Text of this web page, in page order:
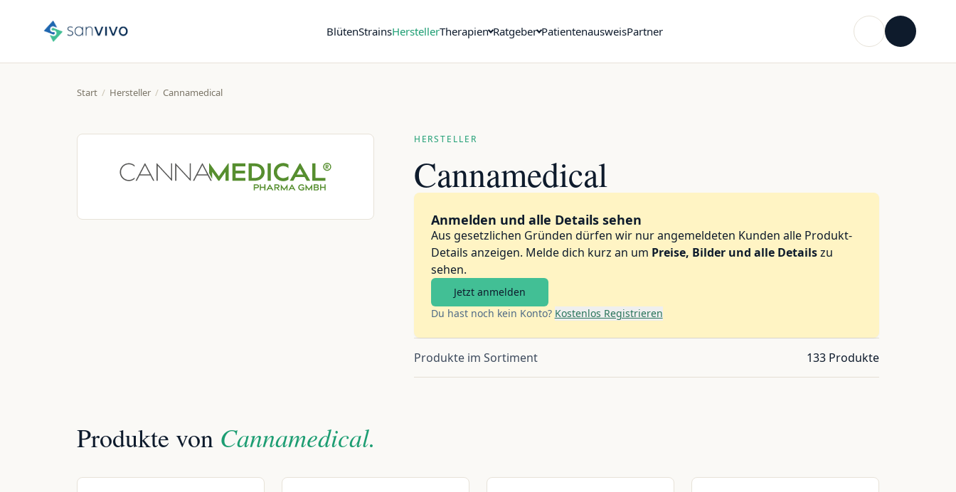
BlütenStrainsHerstellerTherapien Ratgeber PatientenausweisPartner
Start / Hersteller / Cannamedical
HERSTELLER
Cannamedical
Anmelden und alle Details sehen
Aus gesetzlichen Gründen dürfen wir nur angemeldeten Kunden alle Produkt-
Details anzeigen. Melde dich kurz an um Preise, Bilder und alle Detailszu
sehen.
Jetzt anmelden
Du hast noch kein Konto? Kostenlos Registrieren
Produkte im Sortiment 133 Produkte
Produkte von Cannamedical.